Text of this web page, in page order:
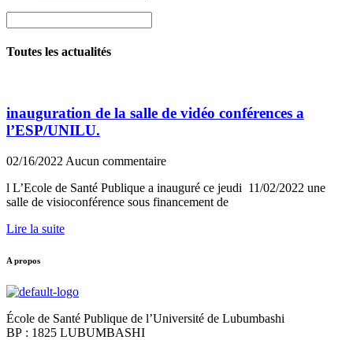
Toutes les actualités
inauguration de la salle de vidéo conférences a
l’ESP/UNILU.
02/16/2022 Aucun commentaire
l L’Ecole de Santé Publique a inauguré ce jeudi 11/02/2022 une
salle de visioconférence sous financement de
Lire la suite
A propos
École de Santé Publique de l’Université de Lubumbashi
BP : 1825 LUBUMBASHI